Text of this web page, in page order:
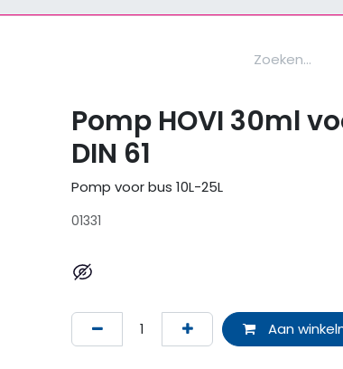
Pomp HOVI 30ml
DIN 61
Pomp voor bus 10L-25L
01331
Aan